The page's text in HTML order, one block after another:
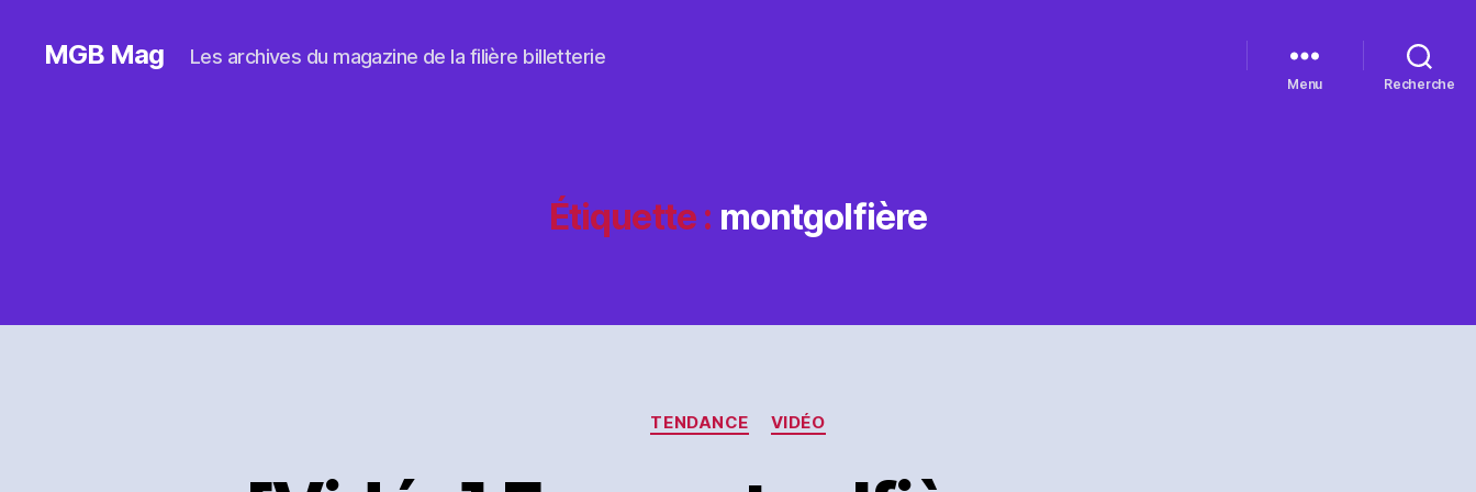
MGB Mag Les archives du magazine de la filière billetterie
Menu Recherche
Étiquette : montgolfière
Catégories
TENDANCE VIDÉO